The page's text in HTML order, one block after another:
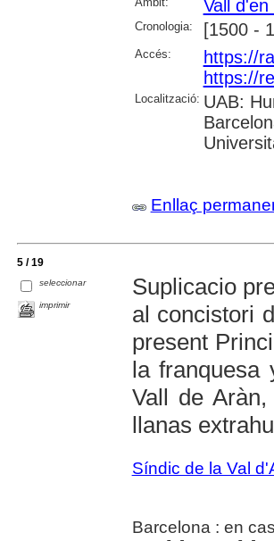
Vall
Cronologia: [1500 -
Accés:
https://
https://
Localització: UAB:
Enllaç
5 / 19
seleccionar
imprimir
Suplicacio
al concistori
present
la franquesa
Vall de
llanas
Síndic de la Val
Barcelona : en